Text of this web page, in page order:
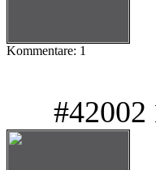
Kommentare: 1
#42002